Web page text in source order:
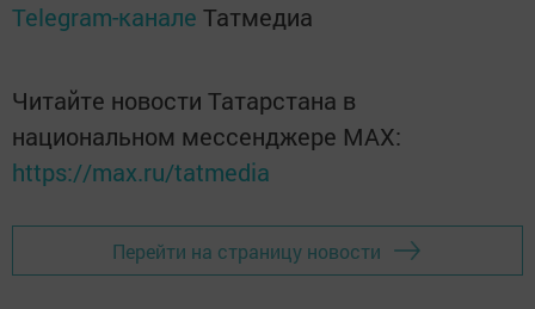
Telegram-канале Татмедиа
Читайте новости Татарстана в
национальном мессенджере MАХ:
https://max.ru/tatmedia
Перейти на страницу новости